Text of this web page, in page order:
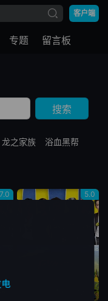
客户端
专题 留言板
搜索
龙之家族
浴血黑帮
7.0 5.0